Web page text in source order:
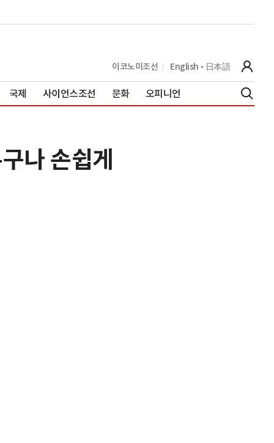
이코노미조선 English 日本語
국제 사이언스조선 문화 오피니언
나 손쉽게